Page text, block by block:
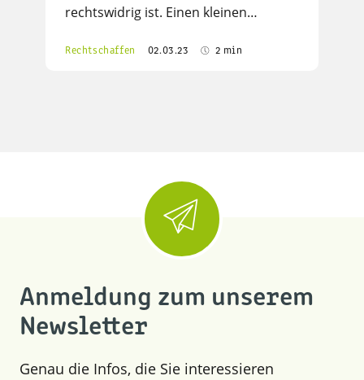
rechtswidrig ist. Einen kleinen…
Rechtschaffen 02.03.23 2 min
Anmeldung zum unserem
Newsletter
Genau die Infos, die Sie interessieren